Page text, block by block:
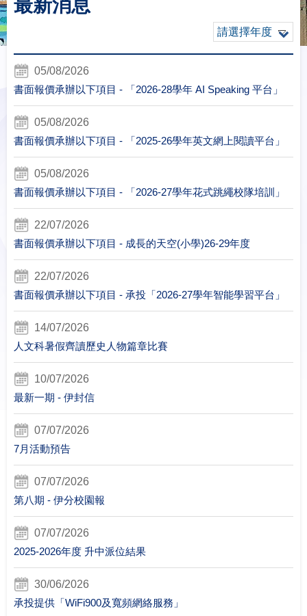
最新消息
請選擇年度
05/08/2026
書面報價承辦以下項目 - 「2026-28學年 AI Speaking 平台」
05/08/2026
書面報價承辦以下項目 - 「2025-26學年英文網上閱讀平台」
05/08/2026
書面報價承辦以下項目 - 「2026-27學年花式跳繩校隊培訓」
22/07/2026
書面報價承辦以下項目 - 成長的天空(小學)26-29年度
22/07/2026
書面報價承辦以下項目 - 承投「2026-27學年智能學習平台」
14/07/2026
人文科暑假齊讀歷史人物篇章比賽
10/07/2026
最新一期 - 伊封信
07/07/2026
7月活動預告
07/07/2026
第八期 - 伊分校園報
07/07/2026
2025-2026年度 升中派位結果
30/06/2026
承投提供「WiFi900及寬頻網絡服務」